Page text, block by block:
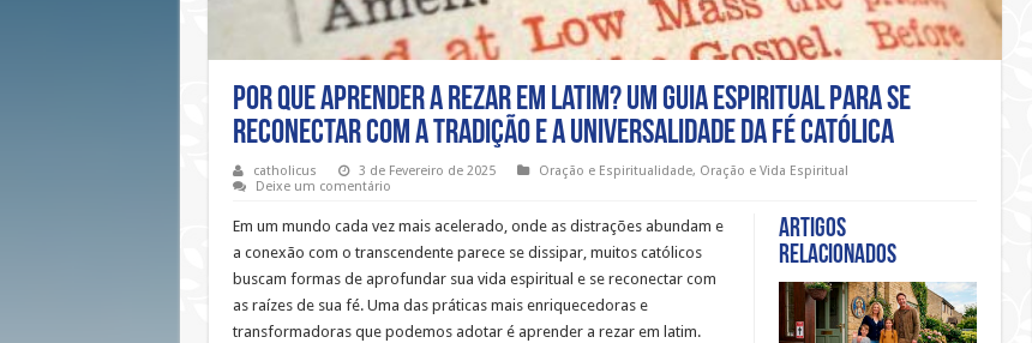
Por que aprender a rezar em latim? Um guia espiritual para se
reconectar com a tradição e a universalidade da fé católica
catholicus 3 de Fevereiro de 2025 Oração e Espiritualidade, Oração e Vida Espiritual
Deixe um comentário
Artigos
relacionados
Em um mundo cada vez mais acelerado, onde as distrações abundam e
a conexão com o transcendente parece se dissipar, muitos católicos
buscam formas de aprofundar sua vida espiritual e se reconectar com
as raízes de sua fé. Uma das práticas mais enriquecedoras e
transformadoras que podemos adotar é aprender a rezar em latim.